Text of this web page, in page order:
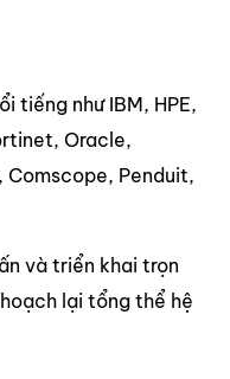
tiếng như IBM, HPE,
Oracle,
Comscope, Penduit,
và triển khai trọn
lại tổng thể hệ